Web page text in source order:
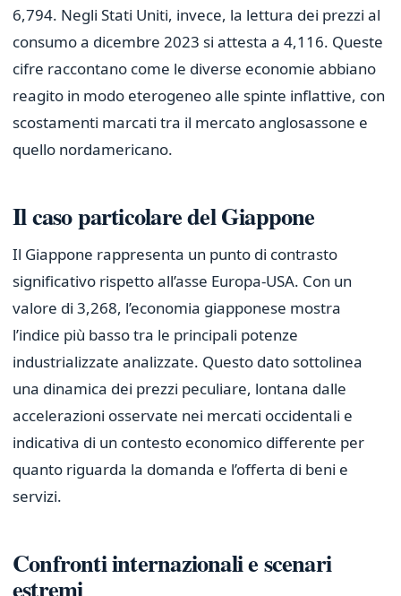
6,794. Negli Stati Uniti, invece, la lettura dei prezzi al
consumo a dicembre 2023 si attesta a 4,116. Queste
cifre raccontano come le diverse economie abbiano
reagito in modo eterogeneo alle spinte inflattive, con
scostamenti marcati tra il mercato anglosassone e
quello nordamericano.
Il caso particolare del Giappone
Il Giappone rappresenta un punto di contrasto
significativo rispetto all’asse Europa-USA. Con un
valore di 3,268, l’economia giapponese mostra
l’indice più basso tra le principali potenze
industrializzate analizzate. Questo dato sottolinea
una dinamica dei prezzi peculiare, lontana dalle
accelerazioni osservate nei mercati occidentali e
indicativa di un contesto economico differente per
quanto riguarda la domanda e l’offerta di beni e
servizi.
Confronti internazionali e scenari
estremi